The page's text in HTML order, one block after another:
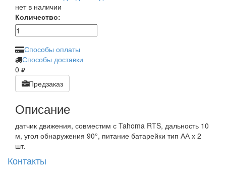
нет в наличии
Количество:
Способы оплаты
Способы доставки
0 руб.
Предзаказ
Описание
датчик движения, совместим с Tahoma RTS, дальность 10
м, угол обнаружения 90°, питание батарейки тип АА х 2
шт.
Контакты